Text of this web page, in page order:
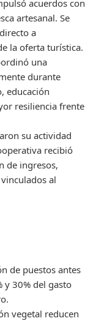
acuerdos con
artesanal. Se
a
la oferta turística.
una
durante
educación
resiliencia frente
su actividad
recibió
de ingresos,
al
de puestos antes
y 30% del gasto
vegetal reducen